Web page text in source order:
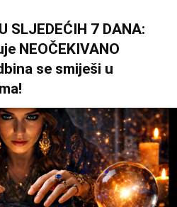
SLJEDEĆIH 7 DANA:
NEOČEKIVANO
se smiješi u